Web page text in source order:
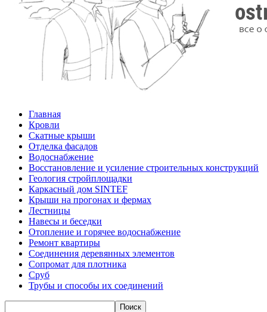
Главная
Кровли
Скатные крыши
Отделка фасадов
Водоснабжение
Восстановление и усиление строительных конструкций
Геология стройплощадки
Каркасный дом SINTEF
Крыши на прогонах и фермах
Лестницы
Навесы и беседки
Отопление и горячее водоснабжение
Ремонт квартиры
Соединения деревянных элементов
Сопромат для плотника
Сруб
Трубы и способы их соединений